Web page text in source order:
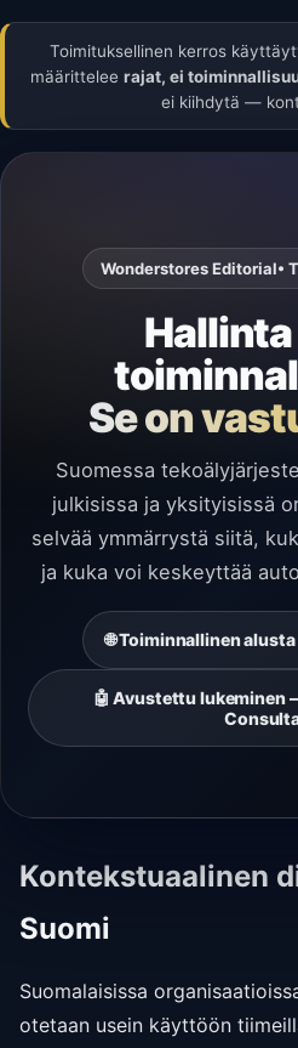
Toimituksellinen kerros
määrittelee rajat, ei
ei kiihdytä —
Wonderstores Editorial•
Hallinta
Se on
Suomessa
julkisissa ja yksityisissä
selvää ymmärrystä siitä,
ja kuka voi keskeyttää
🌐 Toiminnallinen
🤖 Avustettu lukeminen
Kontekstuaalinen
Suomi
Suomalaisissa
otetaan usein käyttöön